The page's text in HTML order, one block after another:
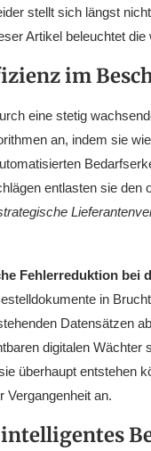
stellt sich längst
Artikel beleuchtet
im
eine stetig
an, indem sie
entlasten sie
Fehlerreduktion bei
in
Datensätzen
digitalen Wächter
überhaupt entstehen
Vergangenheit an.